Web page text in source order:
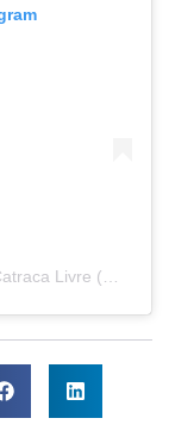
Uma publicação compartilhada por Catraca Livre (@catracalivre)